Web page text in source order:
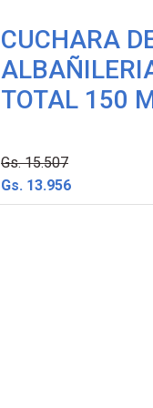
CUCHARA
TOTAL 150
Gs. 15.507
Gs. 13.956